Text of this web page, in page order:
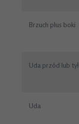
Brzuch plus boki
Uda przód lub tył
Uda